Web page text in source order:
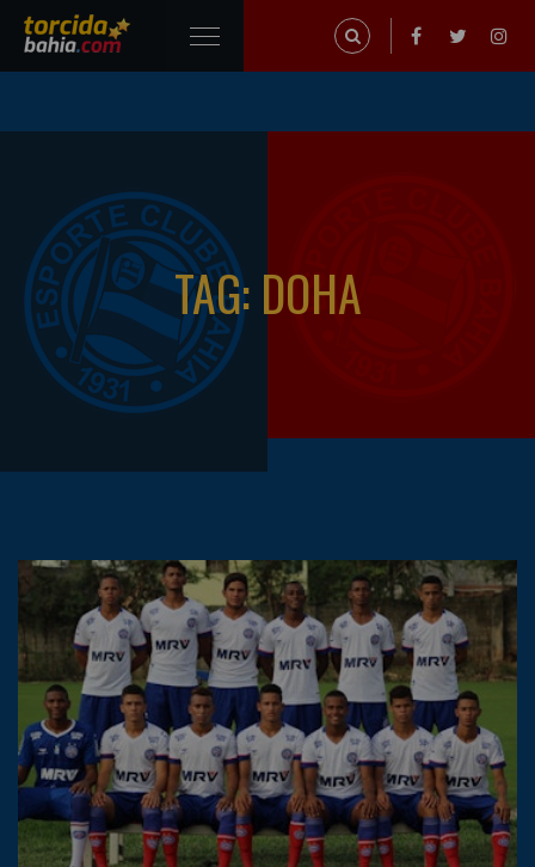
TAG: DOHA